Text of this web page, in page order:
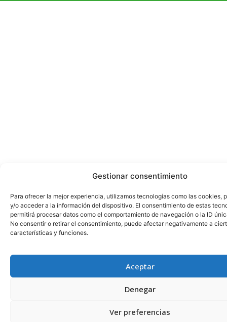
Gestionar consentimiento
Para ofrecer la mejor experiencia, utilizamos tecnologías como las cookies,
y/o acceder a la información del dispositivo. El consentimiento de estas
permitirá procesar datos como el comportamiento de navegación o la ID
No consentir o retirar el consentimiento, puede afectar negativamente a
características y funciones.
Aceptar
Denegar
Ver preferencias